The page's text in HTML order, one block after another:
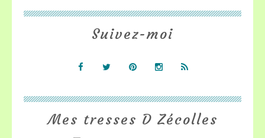
Mes tresses D Zécolles
Suivez-moi